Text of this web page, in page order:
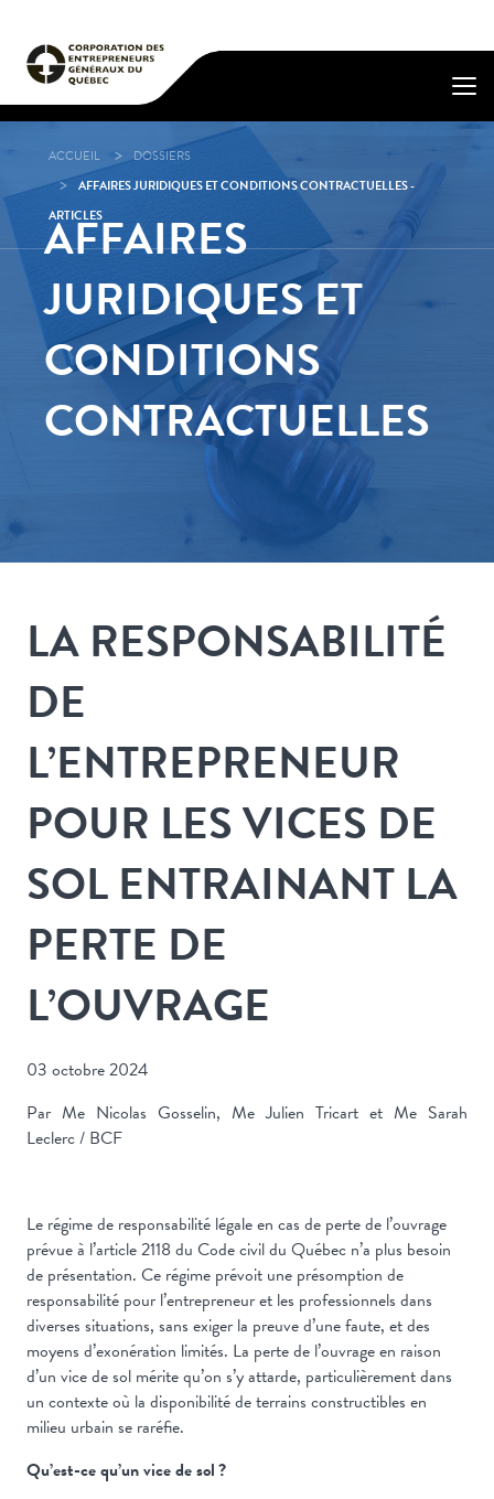
ACCUEIL
DOSSIERS
AFFAIRES JURIDIQUES ET CONDITIONS CONTRACTUELLES -
ARTICLES
AFFAIRES
JURIDIQUES ET
CONDITIONS
CONTRACTUELLES
LA RESPONSABILITÉ
DE
L’ENTREPRENEUR
POUR LES VICES DE
SOL ENTRAINANT LA
PERTE DE
L’OUVRAGE
03 octobre 2024
Par Me Nicolas Gosselin, Me Julien Tricart et Me Sarah
Leclerc / BCF
Le régime de responsabilité légale en cas de perte de l’ouvrage
prévue à l’article 2118 du Code civil du Québec n’a plus besoin
de présentation. Ce régime prévoit une présomption de
responsabilité pour l’entrepreneur et les professionnels dans
diverses situations, sans exiger la preuve d’une faute, et des
moyens d’exonération limités. La perte de l’ouvrage en raison
d’un vice de sol mérite qu’on s’y attarde, particulièrement dans
un contexte où la disponibilité de terrains constructibles en
milieu urbain se raréfie.
Qu’est-ce qu’un vice de sol ?